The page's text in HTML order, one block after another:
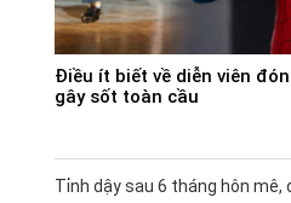
Điều ít biết về diễn viên
gây sốt toàn cầu
Tỉnh dậy sau 6 tháng hôn mê,